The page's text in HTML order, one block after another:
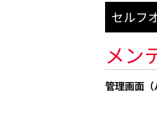
セルフ
メン
管理画面（